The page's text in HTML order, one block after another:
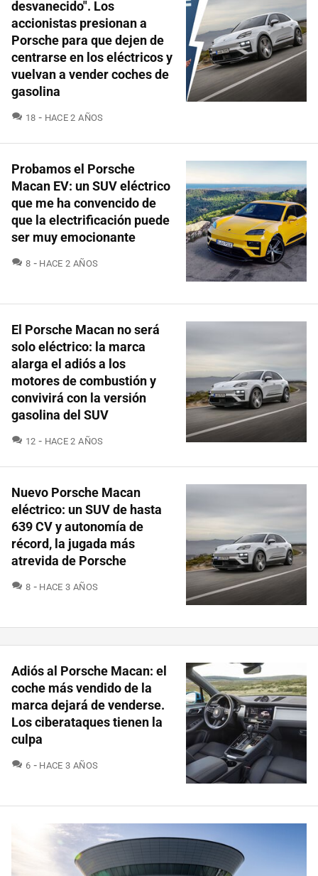
desvanecido". Los
accionistas presionan a
Porsche para que dejen de
centrarse en los eléctricos y
vuelvan a vender coches de
gasolina
18 COMENTARIOS
HACE 2 AÑOS
Probamos el Porsche
Macan EV: un SUV eléctrico
que me ha convencido de
que la electrificación puede
ser muy emocionante
8 COMENTARIOS
HACE 2 AÑOS
El Porsche Macan no será
solo eléctrico: la marca
alarga el adiós a los
motores de combustión y
convivirá con la versión
gasolina del SUV
12 COMENTARIOS
HACE 2 AÑOS
Nuevo Porsche Macan
eléctrico: un SUV de hasta
639 CV y autonomía de
récord, la jugada más
atrevida de Porsche
8 COMENTARIOS
HACE 3 AÑOS
Adiós al Porsche Macan: el
coche más vendido de la
marca dejará de venderse.
Los ciberataques tienen la
culpa
6 COMENTARIOS
HACE 3 AÑOS